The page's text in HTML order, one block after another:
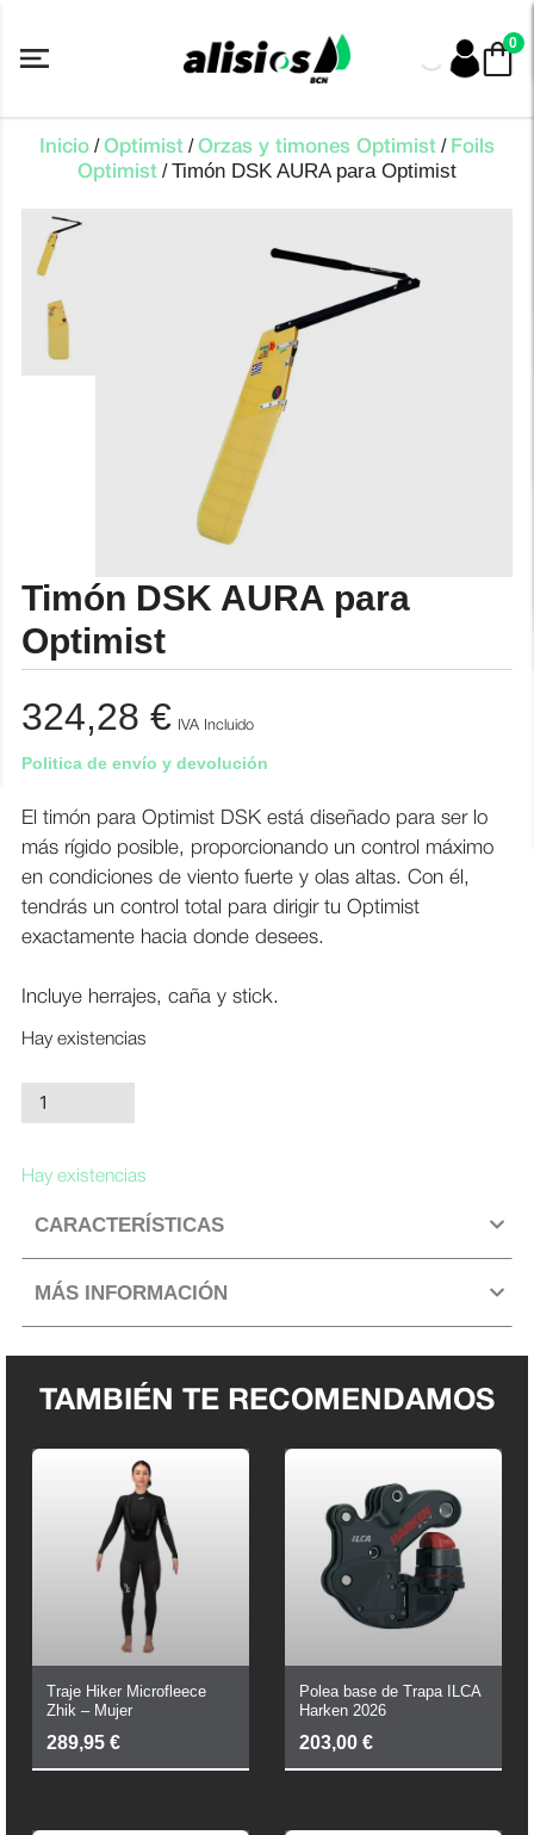
contenido
0
Inicio / Optimist / Orzas y timones Optimist / Foils
Optimist / Timón DSK AURA para Optimist
Timón DSK AURA para
Optimist
324,28€ IVA Incluido
Politica de envío y devolución
El timón para Optimist DSK está diseñado para ser lo
más rígido posible, proporcionando un control máximo
en condiciones de viento fuerte y olas altas. Con él,
tendrás un control total para dirigir tu Optimist
exactamente hacia donde desees.
Incluye herrajes, caña y stick.
Hay existencias
Timón
DSK
para
Optimist
Hay existencias
CARACTERÍSTICAS
MÁS INFORMACIÓN
TAMBIÉN TE RECOMENDAMOS
Traje Hiker Microfleece
Zhik – Mujer
289,95 €
Polea base de Trapa ILCA
Harken 2026
203,00 €